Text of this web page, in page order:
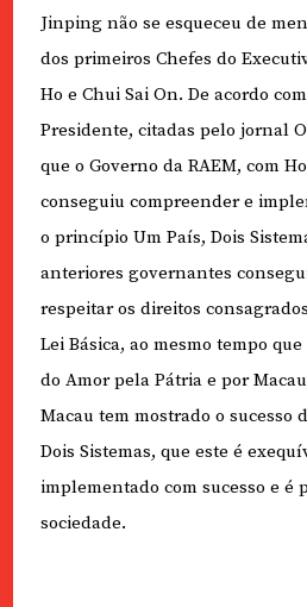
Jinping não se esqueceu de
dos primeiros Chefes do
Ho e Chui Sai On. De acordo
Presidente, citadas pelo jornal
que o Governo da RAEM, com
conseguiu compreender e
o princípio Um País, Dois
anteriores governantes
respeitar os direitos
Lei Básica, ao mesmo tempo
do Amor pela Pátria e por
Macau tem mostrado o sucesso
Dois Sistemas, que este é
implementado com sucesso e é
sociedade.